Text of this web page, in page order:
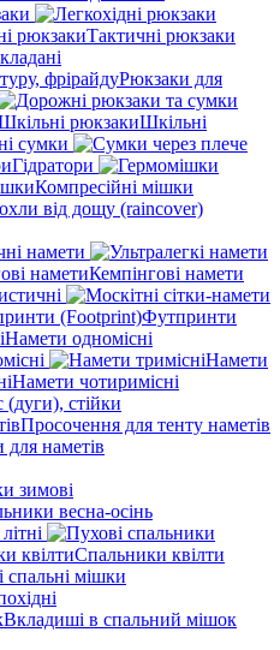
Тактичні рюкзаки
Рюкзаки для
Шкільні
сумки
Гідратори
Компресійні мішки
від дощу (raincover)
намети
Кемпінгові намети
Футпринти
Намети одномісні
Намети
Намети чотиримісні
(дуги), стійки
Просочення для тенту наметів
для наметів
зимові
весна-осінь
Спальники квілти
спальні мішки
Вкладиші в спальний мішок